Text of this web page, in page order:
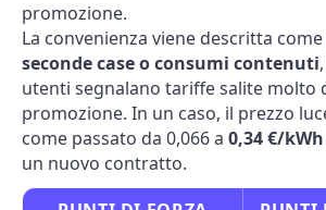
promozione.
La convenienza viene descritta
seconde case o consumi contenuti
utenti segnalano tariffe salite molto
promozione. In un caso, il prezzo
come passato da 0,066 a 0,34 €/kWh
un nuovo contratto.